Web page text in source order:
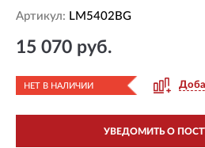
Артикул: LM5402BG
15 070 руб.
НЕТ В НАЛИЧИИ
УВЕДОМИТЬ О